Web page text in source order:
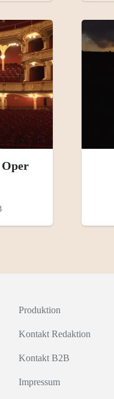
Produktion
Kontakt Redaktion
Kontakt B2B
Impressum